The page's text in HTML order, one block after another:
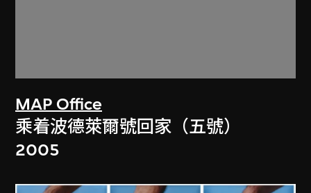
MAP Office
乘着波德萊爾號回家（五號）
2005